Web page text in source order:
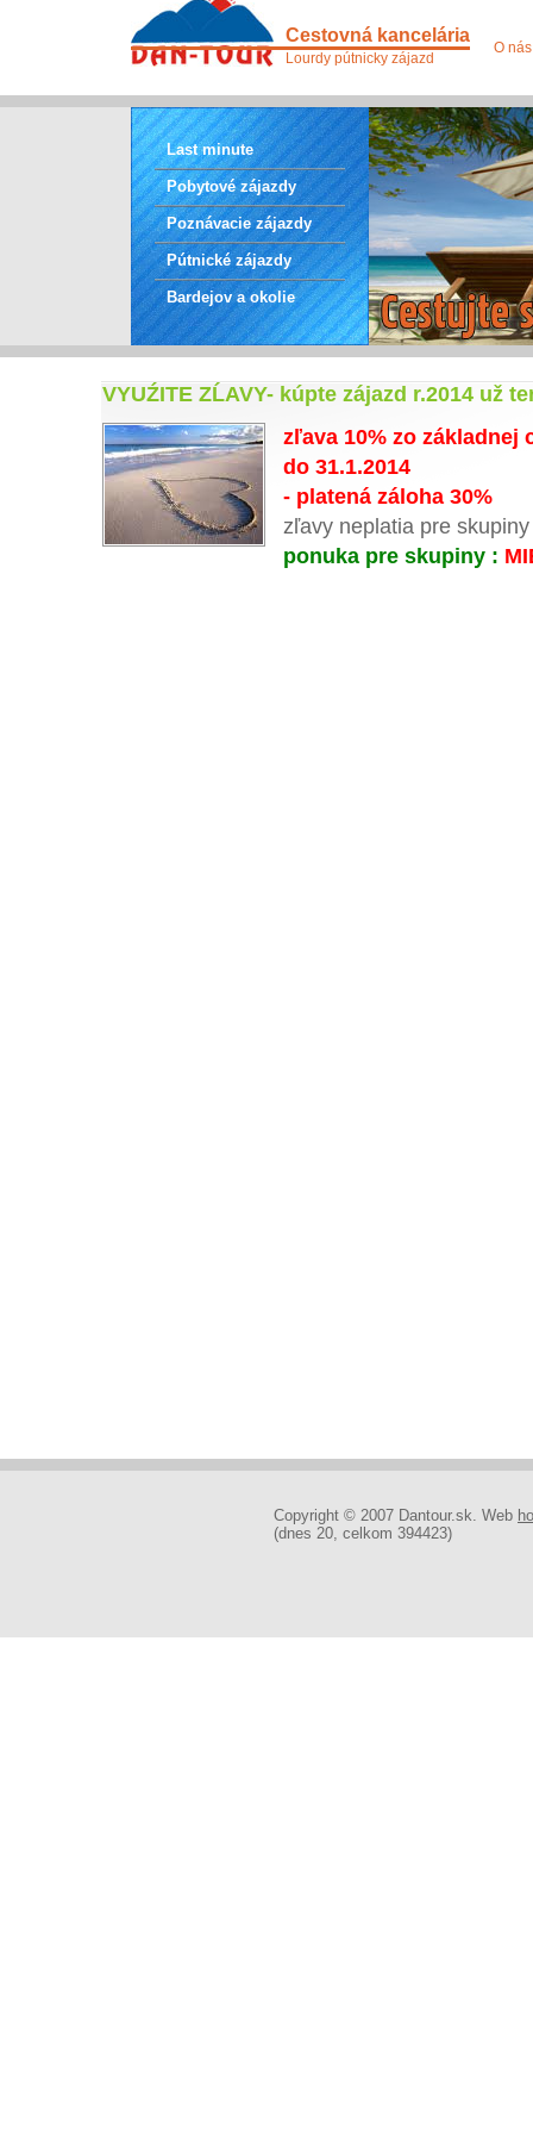
Cestovná kancelária
Lourdy pútnicky zájazd
O nás
Last minute
Pobytové zájazdy
Poznávacie zájazdy
Pútnické zájazdy
Bardejov a okolie
VYUŹITE ZĹAVY- kúpte zájazd r.2014 už
zľava 10% zo základnej
do 31.1.2014
- platená záloha 30%
zľavy neplatia pre
ponuka pre skupiny :
Copyright © 2007 Dantour.sk. Web
(dnes 20, celkom 394423)